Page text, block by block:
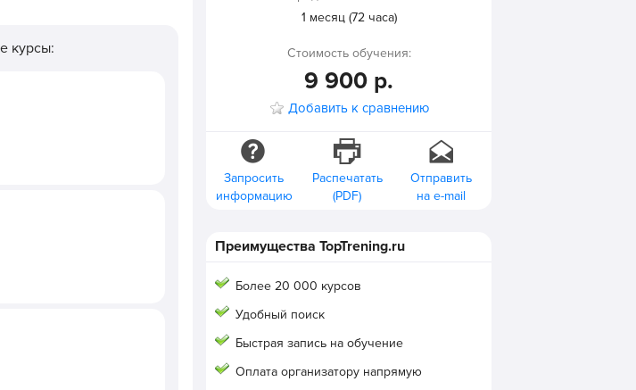
курсы:
1 месяц (72 часа)
Стоимость обучения:
9 900 р.
Добавить к сравнению
Запросить
информацию
Распечатать
(PDF)
Отправить
на e-mail
Преимущества TopTrening.ru
Более 20 000 курсов
Удобный поиск
Быстрая запись на обучение
Оплата организатору напрямую